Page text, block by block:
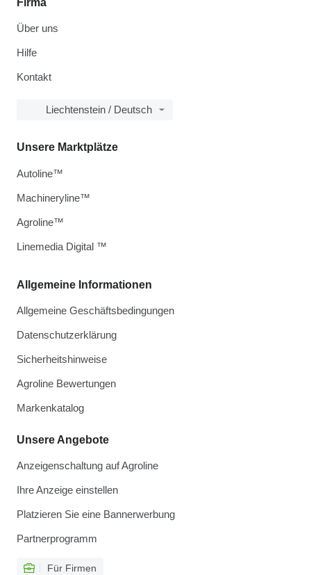
Firma
Über uns
Hilfe
Kontakt
Liechtenstein / Deutsch
Allgemeine Informationen
Allgemeine Geschäftsbedingungen
Datenschutzerklärung
Sicherheitshinweise
Agroline Bewertungen
Markenkatalog
Unsere Angebote
Anzeigenschaltung auf Agroline
Ihre Anzeige einstellen
Platzieren Sie eine Bannerwerbung
Partnerprogramm
Für Firmen
Unsere Marktplätze
Autoline™
Machineryline™
Agroline™
Linemedia Digital ™